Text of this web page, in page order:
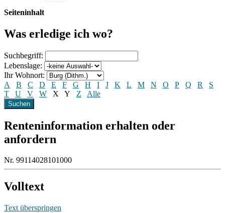
Seiteninhalt
Was erledige ich wo?
Suchbegriff:
Lebenslage:
Ihr Wohnort:
A
B C D E F G H I J K L M N O P Q R
S
T
U V W X Y Z Alle
Renteninformation erhalten oder
anfordern
Nr. 99114028101000
Volltext
Text überspringen